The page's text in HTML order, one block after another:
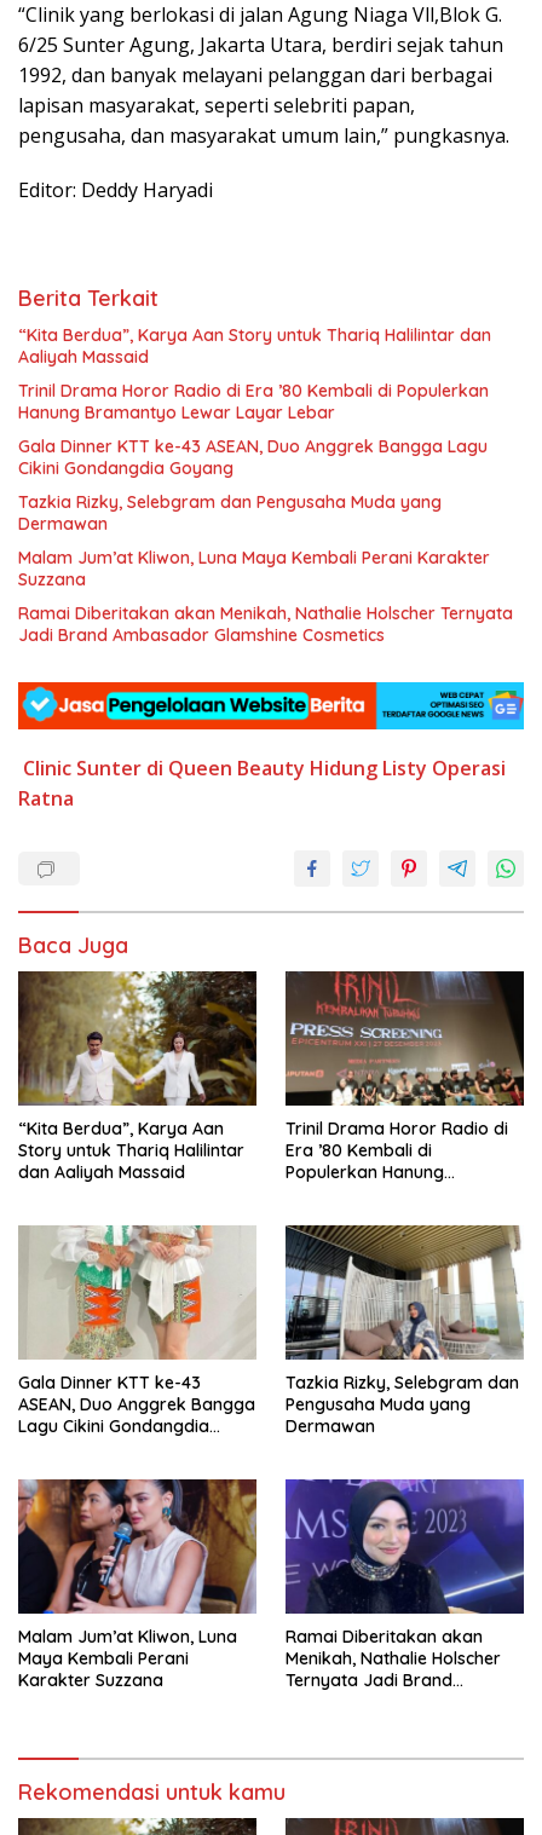
“Clinik yang berlokasi di jalan Agung Niaga Vll,Blok G.
6/25 Sunter Agung, Jakarta Utara, berdiri sejak tahun
1992, dan banyak melayani pelanggan dari berbagai
lapisan masyarakat, seperti selebriti papan,
pengusaha, dan masyarakat umum lain,” pungkasnya.
Editor: Deddy Haryadi
Berita Terkait
“Kita Berdua”, Karya Aan Story untuk Thariq Halilintar dan
Aaliyah Massaid
­Trinil Drama Horor Radio di Era ’80 Kembali di Populerkan
Hanung Bramantyo Lewar Layar Lebar
Gala Dinner KTT ke-43 ASEAN, Duo Anggrek Bangga Lagu
Cikini Gondangdia Goyang
Tazkia Rizky, Selebgram dan Pengusaha Muda yang
Dermawan
Malam Jum’at Kliwon, Luna Maya Kembali Perani Karakter
Suzzana
Ramai Diberitakan akan Menikah, Nathalie Holscher Ternyata
Jadi Brand Ambasador Glamshine Cosmetics
Clinic Sunter di Queen Beauty Hidung Listy Operasi
Ratna
Baca Juga
“Kita Berdua”, Karya Aan
Story untuk Thariq Halilintar
dan Aaliyah Massaid
­Trinil Drama Horor Radio di
Era ’80 Kembali di
Populerkan Hanung
Gala Dinner KTT ke-43
ASEAN, Duo Anggrek Bangga
Lagu Cikini Gondangdia
Tazkia Rizky, Selebgram dan
Pengusaha Muda yang
Dermawan
Malam Jum’at Kliwon, Luna
Maya Kembali Perani
Karakter Suzzana
Ramai Diberitakan akan
Menikah, Nathalie Holscher
Ternyata Jadi Brand
Rekomendasi untuk kamu